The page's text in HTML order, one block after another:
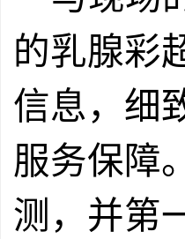
的乳腺彩
信息，细
服务保障
测，并第